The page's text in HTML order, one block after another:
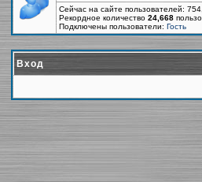
Сейчас на сайте пользователей:
Рекордное количество 24,668
Подключены пользователи: Гость
Вход